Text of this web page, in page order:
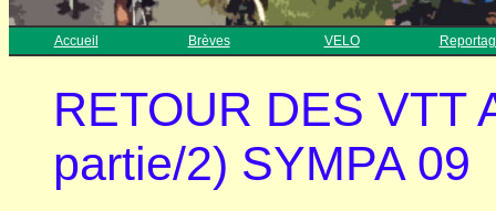
Accueil Brèves VELO
RETOUR DES VTT
partie/2) SYMPA 09